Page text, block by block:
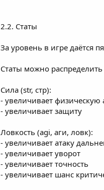
2.2. Статы
За уровень в игре даётся
Статы можно
Сила (str, стр):
- увеличивает физическую
- увеличивает защиту
Ловкость (agi, аги, ловк):
- увеличивает атаку
- увеличивает уворот
- увеличивает точность
- увеличивает шанс